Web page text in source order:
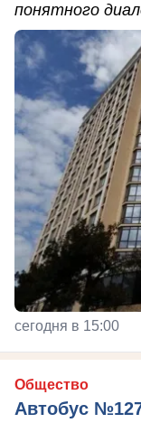
понятного
сегодня в 15:00
Общество
Автобус